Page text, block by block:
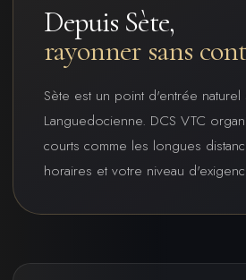
Depuis Sète,
rayonner sans
Sète est un point d'entrée naturel
Languedocienne. DCS VTC
courts comme les longues
horaires et votre niveau